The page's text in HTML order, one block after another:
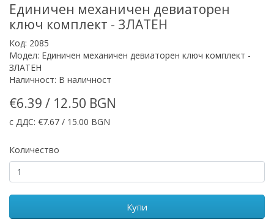
Единичен механичен девиаторен
ключ комплект - ЗЛАТЕН
Код: 2085
Модел: Единичен механичен девиаторен ключ комплект -
ЗЛАТЕН
Наличност: В наличност
€6.39 / 12.50 BGN
с ДДС: €7.67 / 15.00 BGN
Количество
Купи